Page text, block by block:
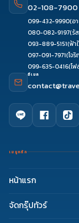
02-108-7900
099-432-9990(อ
080-082-9197(รั
093-889-5151(ฟ้า
097-091-7971(โจ
099-635-0416(โฟ
อีเมล
เมนูหลัก
หน้าแรก
จัดกรุ๊ปทัวร์